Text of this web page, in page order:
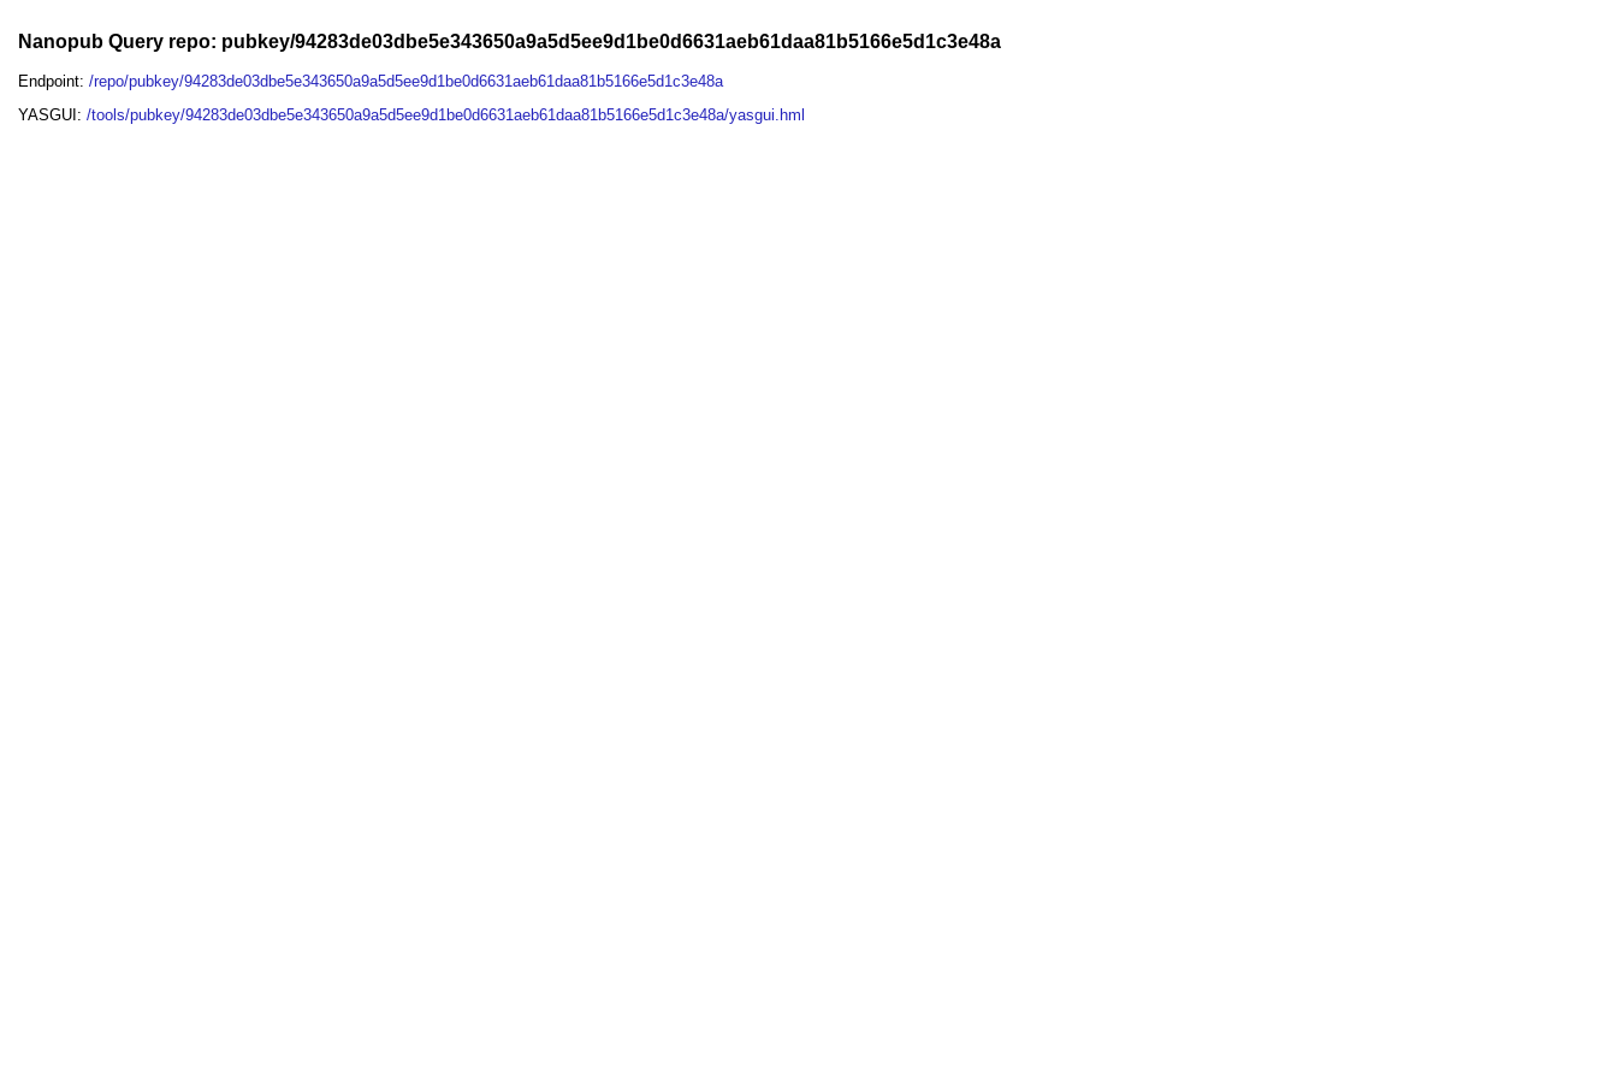
Nanopub Query repo: pubkey/94283de03dbe5e343650a9a5d5ee9d1be0d6631aeb61daa81b5166e5d1c3e48a
Endpoint:/repo/pubkey/94283de03dbe5e343650a9a5d5ee9d1be0d6631aeb61daa81b5166e5d1c3e48a
YASGUI:/tools/pubkey/94283de03dbe5e343650a9a5d5ee9d1be0d6631aeb61daa81b5166e5d1c3e48a/yasgui.hml